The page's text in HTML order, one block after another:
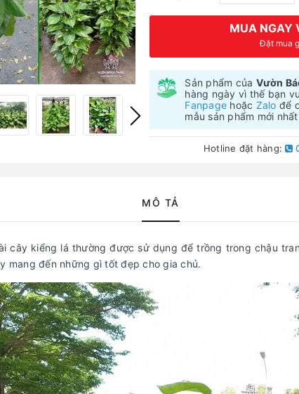
MUA NGAY
Đặt mua
Sản phẩm của Vườn
hàng ngày vì thế bạn
Fanpage hoặc Zalo để
mẫu sản phẩm mới
Hotline đặt hàng:
MÔ TẢ
cây kiểng lá thường được sử dụng để trồng trong chậu
mang đến những gì tốt đẹp cho gia chủ.